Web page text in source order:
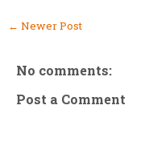
← Newer Post
No comments:
Post a Comment